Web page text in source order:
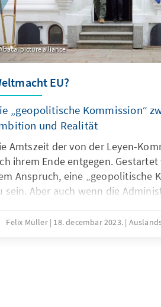
picture alliance
EU?
„geopolitische Kommission“
und Realität
Amtszeit der von der Leyen-
ihrem Ende entgegen.
Anspruch, eine „geopolitische
sein. Aber auch wenn die
gegen die Ukraine Akzente
Felix Müller 18. decembar 2023.